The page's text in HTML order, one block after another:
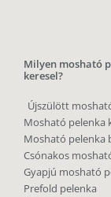
Milyen mosható
keresel?
Újszülött
Mosható pelenka
Mosható pelenka
Csónakos
Gyapjú mosható
Prefold pelenka